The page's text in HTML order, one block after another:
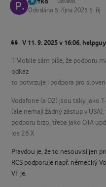
Odesláno 5. října 2025 5. říj
V 11. 9. 2025 v 16:06,
T-Mobile sám píše, že podporu
odkaz
to potvrzuje i podpora pro
Vodafone (a O2) jsou taky jako
(ale nemají žádný zástup v
podporu brzo, třeba jako OTA
ios 26.X
Pravdou je, že to nesouvisí jen
RCS podporuje např. německý
VF je.